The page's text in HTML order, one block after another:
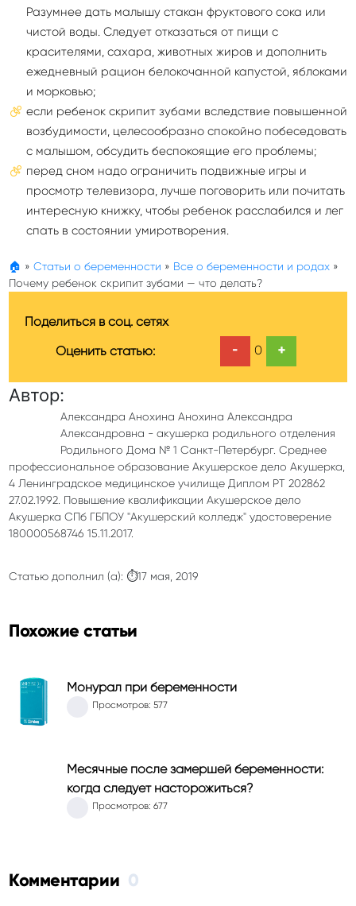
Разумнее дать малышу стакан фруктового сока или
чистой воды. Следует отказаться от пищи с
красителями, сахара, животных жиров и дополнить
ежедневный рацион белокочанной капустой, яблоками
и морковью;
если ребенок скрипит зубами вследствие повышенной
возбудимости, целесообразно спокойно побеседовать
с малышом, обсудить беспокоящие его проблемы;
перед сном надо ограничить подвижные игры и
просмотр телевизора, лучше поговорить или почитать
интересную книжку, чтобы ребенок расслабился и лег
спать в состоянии умиротворения.
🏠 » Статьи о беременности » Все о беременности и родах »
Почему ребенок скрипит зубами — что делать?
Поделиться в соц. сетях
Оценить статью:
- 0 +
Автор:
Александра Анохина Анохина Александра
Александровна - акушерка родильного отделения
Родильного Дома № 1 Санкт-Петербург. Среднее
профессиональное образование Акушерское дело Акушерка,
4 Ленинградское медицинское училище Диплом РТ 202862
27.02.1992. Повышение квалификации Акушерское дело
Акушерка СПб ГБПОУ "Акушерский колледж" удостоверение
180000568746 15.11.2017.
Статью дополнил (а): ⏱17 мая, 2019
Похожие статьи
Монурал при беременности
Просмотров: 577
Месячные после замершей беременности:
когда следует насторожиться?
Просмотров: 677
Комментарии 0